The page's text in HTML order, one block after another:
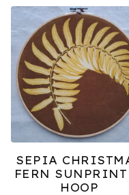
E
A
T
U
E
D
SEPIA
FERN
HOOP